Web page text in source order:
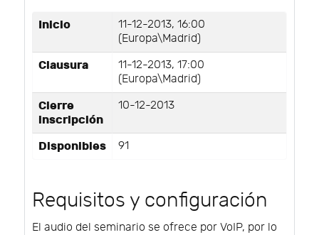
Inicio
11-12-2013, 16:00
(Europa\Madrid)
Clausura
11-12-2013, 17:00
(Europa\Madrid)
Cierre
inscripción
10-12-2013
Disponibles 91
Requisitos y configuración
El audio del seminario se ofrece por VoIP, por lo